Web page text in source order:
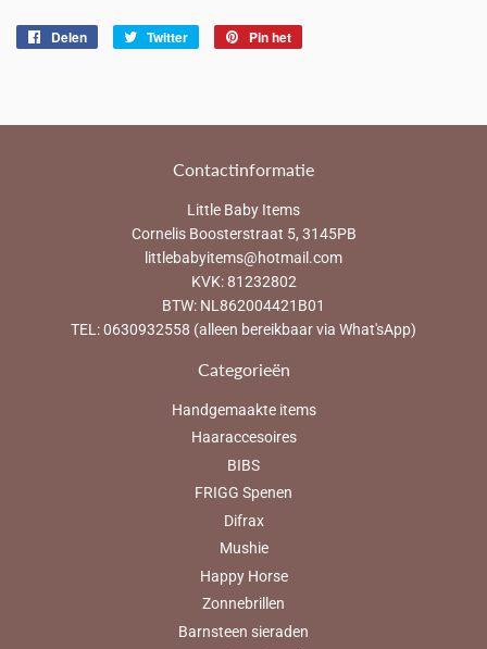
Delen
Delen
Twitter
TwitterenPin het
Contactinformatie
Little Baby Items
Cornelis Boosterstraat 5, 3145PB
littlebabyitems@hotmail.com
KVK: 81232802
BTW: NL862004421B01
TEL: 0630932558 (alleen bereikbaar via What'sApp)
Categorieën
Handgemaakte items
Haaraccesoires
BIBS
FRIGG Spenen
Difrax
Mushie
Happy Horse
Zonnebrillen
Barnsteen sieraden